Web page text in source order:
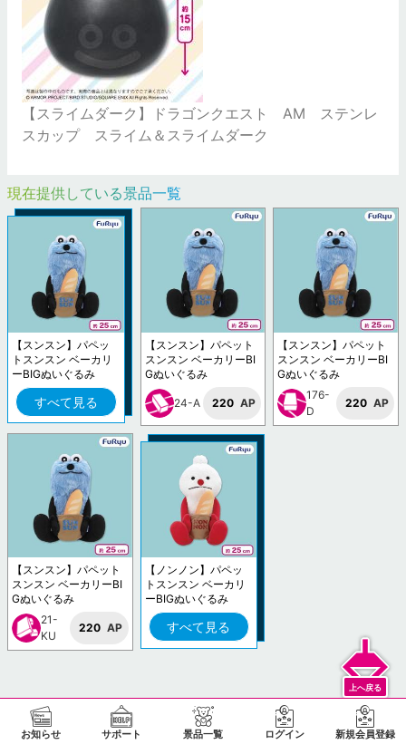
お知らせ サポート 景品一覧 ログイン 新規会員登録
【スライムダーク】ドラゴンクエスト AM ステンレ
スカップ スライム＆スライムダーク
現在提供している景品一覧
【スンスン】パペッ
トスンスン ベーカリ
ーBIGぬいぐるみ
すべて見る
【スンスン】パペット
スンスン ベーカリーBI
Gぬいぐるみ
24-A 220 AP
【スンスン】パペット
スンスン ベーカリーBI
Gぬいぐるみ
176-
D
220 AP
【スンスン】パペット
スンスン ベーカリーBI
Gぬいぐるみ
21-
KU
220 AP
【ノンノン】パペッ
トスンスン ベーカリ
ーBIGぬいぐるみ
すべて見る